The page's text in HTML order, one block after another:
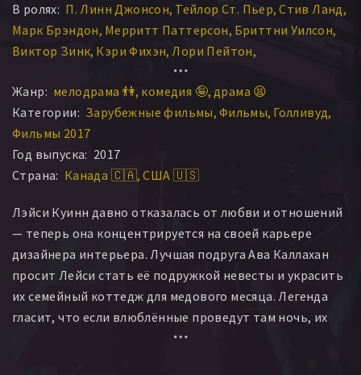
В ролях: П. Линн Джонсон Тейлор Ст. Пьер Стив Ланд
Марк Брэндон Мерритт Паттерсон Бриттни Уилсон
Виктор Зинк Кэри Фихэн Лори Пейтон
Натали Гибсон
Жанр: мелодрама 👫 комедия 🤪 драма 😫
Категории: Зарубежные фильмы Фильмы Голливуд
Фильмы 2017
Год выпуска: 2017
Страна: Канада 🇨🇦 США 🇺🇸
Лэйси Куинн давно отказалась от любви и отношений
— теперь она концентрируется на своей карьере
дизайнера интерьера. Лучшая подруга Ава Каллахан
просит Лейси стать её подружкой невесты и украсить
их семейный коттедж для медового месяца. Легенда
гласит, что если влюблённые проведут там ночь, их
ждёт вечная любовь и счастье. Пока Лэйси и брат Авы